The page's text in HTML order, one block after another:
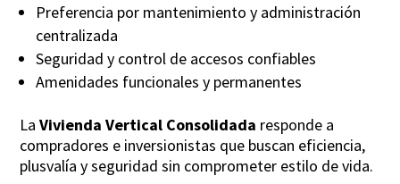
Preferencia por mantenimiento y administración
centralizada
Seguridad y control de accesos confiables
Amenidades funcionales y permanentes
LaVivienda Vertical Consolidada responde a
compradores e inversionistas que buscan eficiencia,
plusvalía y seguridad sin comprometer estilo de vida.